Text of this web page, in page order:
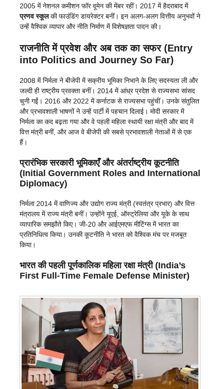
2005 में नेशनल कमीशन फॉर वूमेन की मेंबर रहीं। 2017 में हैदराबाद में
प्रणव स्कूलकी फाउंडिंग डायरेक्टर बनीं। इन अलग-अलग वित्तीय अनुभवों ने
उन्हें वैश्विक व्यापार और नीति निर्माण में विशेषज्ञता पादन की।
राजनीति में प्रवेश और अब तक का सफर (Entry
into Politics and Journey So Far)
2008 में निर्मला ने बीजेपी में सक्रीय भूमिका निभाने के लिए सदस्यता ली और
जल्दी ही राष्ट्रीय प्रवक्ता बनीं। 2014 में आंध्र प्रदेश से राज्यसभा सांसद
चुनी गईं। 2016 और 2022 में कर्नाटक से राज्यसभा पहुंचीं। उनके संतुलित
और प्रभावशाली भाषणों ने उन्हें पार्टी में पहचान दिलाई। मोदी सरकार में
निर्मला का कद बढ़ता गया और वे पहली महिला स्थायी रक्षा मंत्री और बाद में
वित्त मंत्री बनीं, और आज वे बीजेपी की सबसे प्रभावशाली नेताओं में से एक
हैं।
प्रारंभिक सरकारी भूमिकाएँ और अंतर्राष्ट्रीय कूटनीति
(Initial Government Roles and International
Diplomacy)
निर्मला 2014 में वाणिज्य और उद्योग राज्य मंत्री (स्वतंत्र प्रभार) और वित्त
मंत्रालय में राज्य मंत्री बनीं। उन्होंने यूएई, ऑस्ट्रेलिया और यूके के साथ
व्यापारिक समझौते किए। जी-20 और आईएमएफ मीटिंग्स में भारत का
प्रतिनिधित्व किया। उनकी कूटनीति ने भारत को वैश्विक मंच पर मजबूत
किया।
भारत की पहली पूर्णकालिक महिला रक्षा मंत्री (India’s
First Full-Time Female Defense Minister)